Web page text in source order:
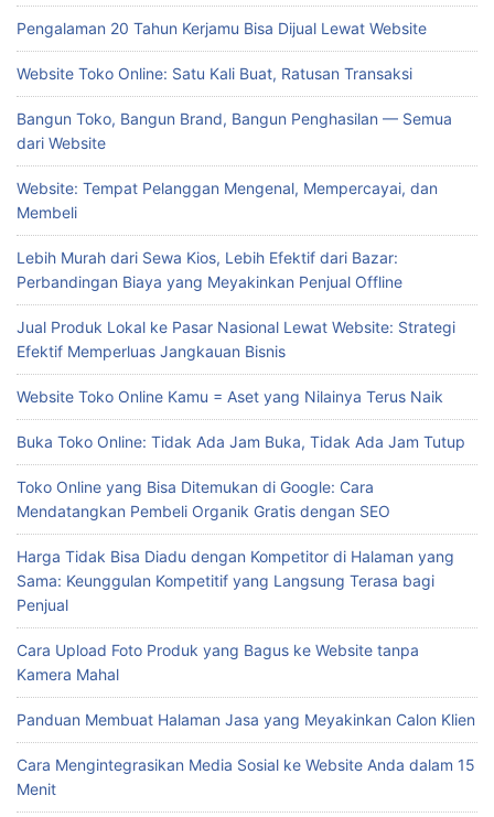
Pengalaman 20 Tahun Kerjamu Bisa Dijual Lewat Website
Website Toko Online: Satu Kali Buat, Ratusan Transaksi
Bangun Toko, Bangun Brand, Bangun Penghasilan — Semua
dari Website
Website: Tempat Pelanggan Mengenal, Mempercayai, dan
Membeli
Lebih Murah dari Sewa Kios, Lebih Efektif dari Bazar:
Perbandingan Biaya yang Meyakinkan Penjual Offline
Jual Produk Lokal ke Pasar Nasional Lewat Website: Strategi
Efektif Memperluas Jangkauan Bisnis
Website Toko Online Kamu = Aset yang Nilainya Terus Naik
Buka Toko Online: Tidak Ada Jam Buka, Tidak Ada Jam Tutup
Toko Online yang Bisa Ditemukan di Google: Cara
Mendatangkan Pembeli Organik Gratis dengan SEO
Harga Tidak Bisa Diadu dengan Kompetitor di Halaman yang
Sama: Keunggulan Kompetitif yang Langsung Terasa bagi
Penjual
Cara Upload Foto Produk yang Bagus ke Website tanpa
Kamera Mahal
Panduan Membuat Halaman Jasa yang Meyakinkan Calon Klien
Cara Mengintegrasikan Media Sosial ke Website Anda dalam 15
Menit